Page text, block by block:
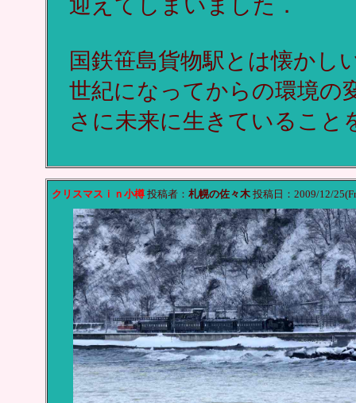
迎えてしまいました．
国鉄笹島貨物駅とは懐かし
世紀になってからの環境の
さに未来に生きていること
クリスマスｉｎ小樽投稿者： 札幌の佐々木投稿日：2009/12/